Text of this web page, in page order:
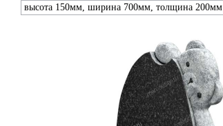
высота 150мм, ширина 700мм, толщина 200мм